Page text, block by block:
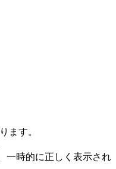
ます。
一時的に正しく表示され